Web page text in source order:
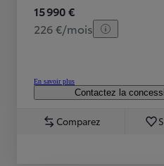
15 990 €
226 €/mois
En savoir plus
Contactez la
Comparez